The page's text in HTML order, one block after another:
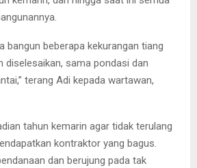
bangun beberapa kekurangan tiang
diselesaikan, sama pondasi dan
terang Adi kepada wartawan,
tahun kemarin agar tidak terulang
kontraktor yang bagus.
dan berujung pada tak